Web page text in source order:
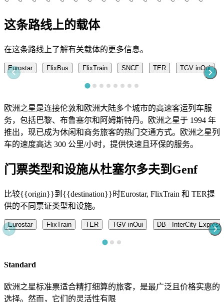
这条路线上的载体
在这条路线上了解有关载体的更多信息。
Eurostar FlixBus FlixTrain SNCF TER TGV inOui
欧洲之星是连接伦敦和欧洲大陆多个城市的高速客运列车服
务，包括巴黎、布鲁塞尔和阿姆斯特丹。欧洲之星于 1994 年
推出，现已成为休闲和商务旅客的热门交通方式。欧洲之星列
车的速度高达 300 公里/小时，提供快速且环保的服务。
门票类型和设施从杜塞尔多夫到Genf
比较{{origin}}到{{destination}}时Eurostar, FlixTrain 和 TER提
供的不同票证类型和设施。
Eurostar FlixTrain TER TGV inOui DB - InterCity Express
Standard
欧洲之星标准票适合精打细算的旅客，是最广泛且价格实惠的
选择。然而，它们的灵活性有限